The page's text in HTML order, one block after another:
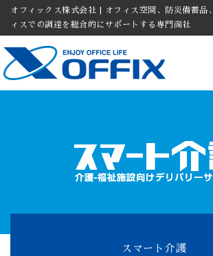
オフィックス株式会社 | オフィス空間、防災備蓄品
ィスでの調達を総合的にサポートする専門商社
スマート介護